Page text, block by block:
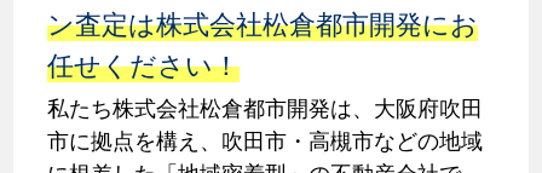
ン査定は株式会社松倉都市開発にお
任せください！
私たち株式会社松倉都市開発は、大阪府吹田
市に拠点を構え、吹田市・高槻市などの地域